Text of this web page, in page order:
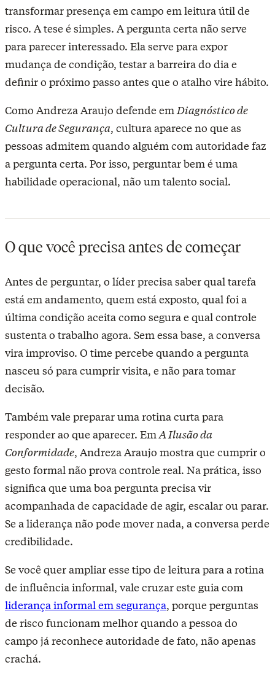
transformar presença em campo em leitura útil de
risco. A tese é simples. A pergunta certa não serve
para parecer interessado. Ela serve para expor
mudança de condição, testar a barreira do dia e
definir o próximo passo antes que o atalho vire hábito.
Como Andreza Araujo defende em Diagnóstico de
Cultura de Segurança, cultura aparece no que as
pessoas admitem quando alguém com autoridade faz
a pergunta certa. Por isso, perguntar bem é uma
habilidade operacional, não um talento social.
O que você precisa antes de começar
Antes de perguntar, o líder precisa saber qual tarefa
está em andamento, quem está exposto, qual foi a
última condição aceita como segura e qual controle
sustenta o trabalho agora. Sem essa base, a conversa
vira improviso. O time percebe quando a pergunta
nasceu só para cumprir visita, e não para tomar
decisão.
Também vale preparar uma rotina curta para
responder ao que aparecer. Em A Ilusão da
Conformidade, Andreza Araujo mostra que cumprir o
gesto formal não prova controle real. Na prática, isso
significa que uma boa pergunta precisa vir
acompanhada de capacidade de agir, escalar ou parar.
Se a liderança não pode mover nada, a conversa perde
credibilidade.
Se você quer ampliar esse tipo de leitura para a rotina
de influência informal, vale cruzar este guia com
liderança informal em segurança, porque perguntas
de risco funcionam melhor quando a pessoa do
campo já reconhece autoridade de fato, não apenas
crachá.